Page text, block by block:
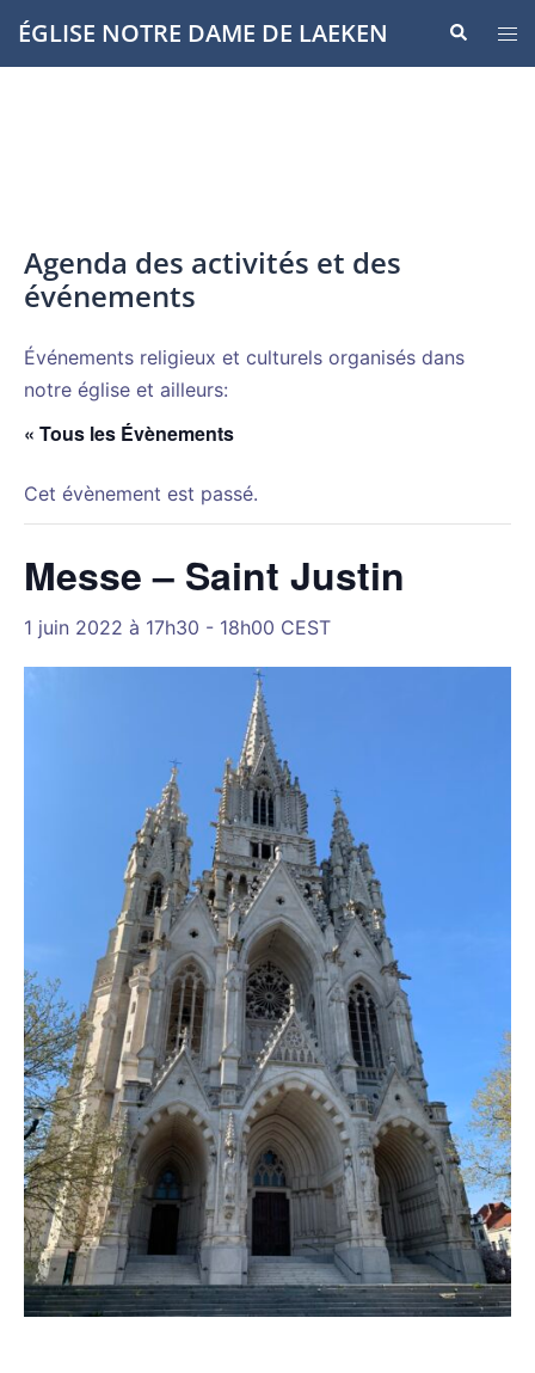
Aller
auÉGLISE NOTRE DAME DE LAEKEN
le
Agenda des activités et des
événements
Événements religieux et culturels organisés dans
notre église et ailleurs:
« Tous les Évènements
Cet évènement est passé.
Messe – Saint Justin
1 juin 2022 à 17h30 - 18h00 CEST